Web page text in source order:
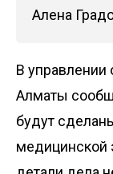
Алена
В управлении
Алматы
будут
медицинской